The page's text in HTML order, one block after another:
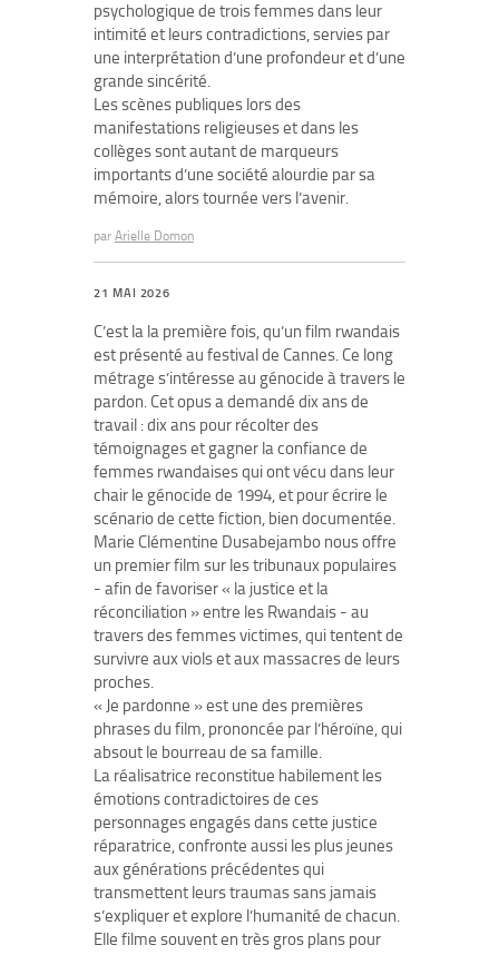
psychologique de trois femmes dans leur
intimité et leurs contradictions, servies par
une interprétation d’une profondeur et d’une
grande sincérité.
Les scènes publiques lors des
manifestations religieuses et dans les
collèges sont autant de marqueurs
importants d’une société alourdie par sa
mémoire, alors tournée vers l’avenir.
par Arielle Domon
21 MAI 2026
C’est la la première fois, qu’un film rwandais
est présenté au festival de Cannes. Ce long
métrage s’intéresse au génocide à travers le
pardon. Cet opus a demandé dix ans de
travail : dix ans pour récolter des
témoignages et gagner la confiance de
femmes rwandaises qui ont vécu dans leur
chair le génocide de 1994, et pour écrire le
scénario de cette fiction, bien documentée.
Marie Clémentine Dusabejambo nous offre
un premier film sur les tribunaux populaires
- afin de favoriser « la justice et la
réconciliation » entre les Rwandais - au
travers des femmes victimes, qui tentent de
survivre aux viols et aux massacres de leurs
proches.
« Je pardonne » est une des premières
phrases du film, prononcée par l’héroïne, qui
absout le bourreau de sa famille.
La réalisatrice reconstitue habilement les
émotions contradictoires de ces
personnages engagés dans cette justice
réparatrice, confronte aussi les plus jeunes
aux générations précédentes qui
transmettent leurs traumas sans jamais
s’expliquer et explore l’humanité de chacun.
Elle filme souvent en très gros plans pour